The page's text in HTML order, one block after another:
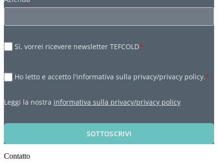
Sì, vorrei ricevere newsletter TEFCOLD*
Ho letto e accetto l'informativa sulla privacy/privacy policy.*
Leggi la nostra informativa sulla privacy/privacy policy
SOTTOSCRIVI
Contatto